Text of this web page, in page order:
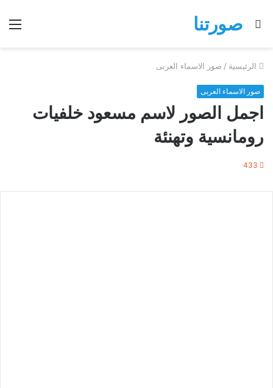
صورتنا
بحث
الرئيسية / صور الاسماء العربى
صور الاسماء العربى
اجمل الصور لاسم مسعود خلفيات
رومانسية وتهنئة
433